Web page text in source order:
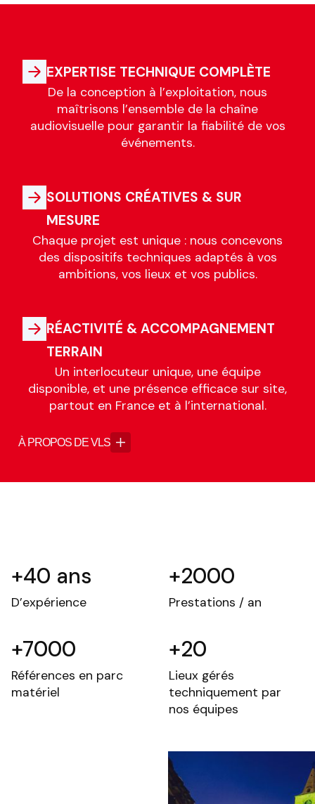
EXPERTISE TECHNIQUE COMPLÈTE
De la conception à l’exploitation, nous
maîtrisons l’ensemble de la chaîne
audiovisuelle pour garantir la fiabilité de vos
événements.
SOLUTIONS CRÉATIVES & SUR
MESURE
Chaque projet est unique : nous concevons
des dispositifs techniques adaptés à vos
ambitions, vos lieux et vos publics.
RÉACTIVITÉ & ACCOMPAGNEMENT
TERRAIN
Un interlocuteur unique, une équipe
disponible, et une présence efficace sur site,
partout en France et à l’international.
À PROPOS DE VLS
+40 ans
D’expérience
+2000
Prestations / an
+7000
Références en parc
matériel
+20
Lieux gérés
techniquement par
nos équipes